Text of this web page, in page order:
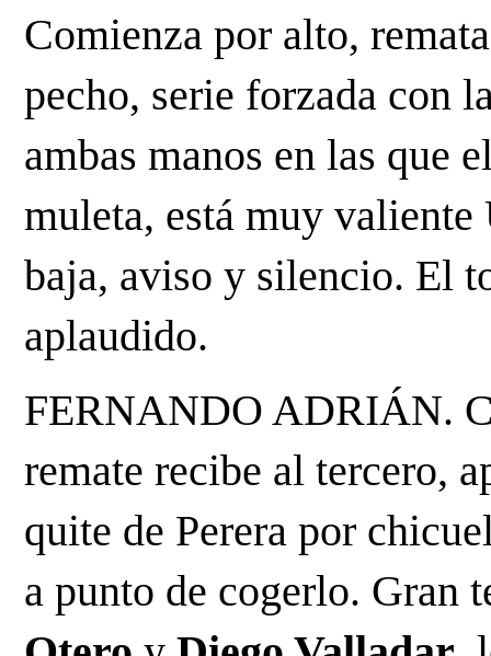
Comienza por alto,
pecho, serie forzada con
ambas manos en las que
muleta, está muy valiente
baja, aviso y silencio. El
aplaudido.
FERNANDO ADRIÁN.
remate recibe al tercero,
quite de Perera por
a punto de cogerlo. Gran